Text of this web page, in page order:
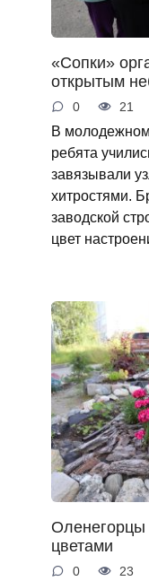
«Сопки»
открытым
0 21
В
ребята
завязывали
хитростями.
заводской
цвет
Оленегорцы
цветами
0 23